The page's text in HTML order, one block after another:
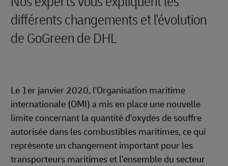
différents changements et l'évolution
de GoGreen de DHL
Le 1er janvier 2020, l'Organisation maritime
internationale (OMI) a mis en place une nouvelle
limite concernant la quantité d'oxydes de souffre
autorisée dans les combustibles maritimes, ce qui
représente un changement important pour les
transporteurs maritimes et l'ensemble du secteur